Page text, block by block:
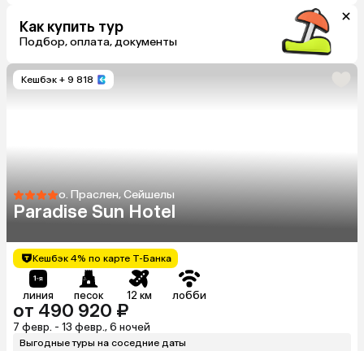
Как купить тур
Подбор, оплата, документы
Кешбэк + 9 818
о. Праслен, Сейшелы
Paradise Sun Hotel
Кешбэк 4% по карте Т-Банка
линия песок 12 км лобби
от 490 920 ₽
7 февр. - 13 февр., 6 ночей
Выгодные туры на соседние даты